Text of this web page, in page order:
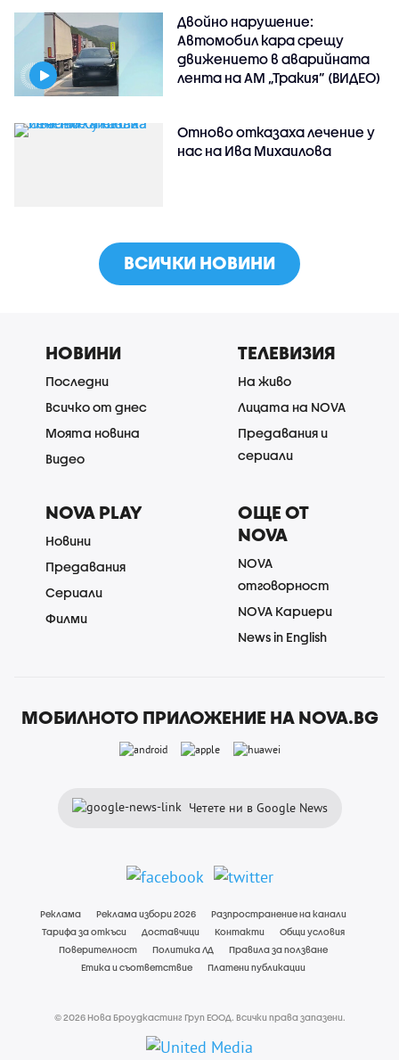
Двойно нарушение:
Автомобил кара срещу
движението в аварийната
лента на АМ „Тракия” (ВИДЕО)
Отново отказаха лечение у
нас на Ива Михаилова
ВСИЧКИ НОВИНИ
НОВИНИ
Последни
Всичко от днес
Моята новина
Видео
ТЕЛЕВИЗИЯ
На живо
Лицата на NOVA
Предавания и
сериали
NOVA PLAY
Новини
Предавания
Сериали
Филми
ОЩЕ ОТ
NOVA
NOVA
отговорност
NOVA Кариери
News in English
МОБИЛНОТО ПРИЛОЖЕНИЕ НА NOVA.BG
Четете ни в Google News
Реклама Реклама избори 2026
Разпространение на канали
Тарифа за откъси
Доставчици Контакти
Общи условия
Поверителност
Политика ЛД
Правила за ползване
Етика и съответствие
Платени публикации
© 2026 Нова Броудкастинг Груп ЕООД. Всички права запазени.